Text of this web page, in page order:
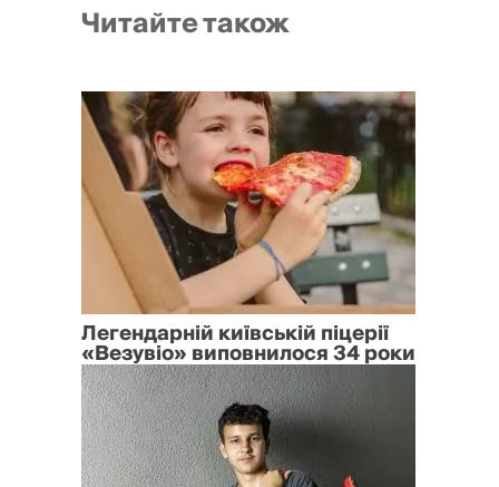
Читайте також
Легендарній київській піцерії
«Везувіо» виповнилося 34 роки